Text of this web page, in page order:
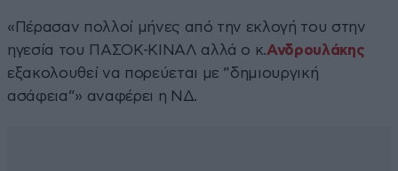
«Πέρασαν πολλοί μήνες από την εκλογή του στην
ηγεσία του ΠΑΣΟΚ-ΚΙΝΑΛ αλλά ο κ.Ανδρουλάκης
εξακολουθεί να πορεύεται με ”δημιουργική
ασάφεια”» αναφέρει η ΝΔ.